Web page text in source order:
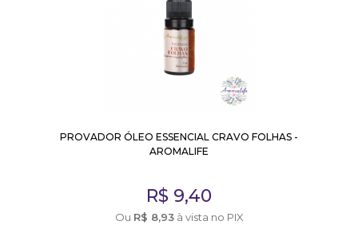
PROVADOR ÓLEO ESSENCIAL CRAVO FOLHAS -
AROMALIFE
R$ 9,40
Ou R$ 8,93à vista no PIX